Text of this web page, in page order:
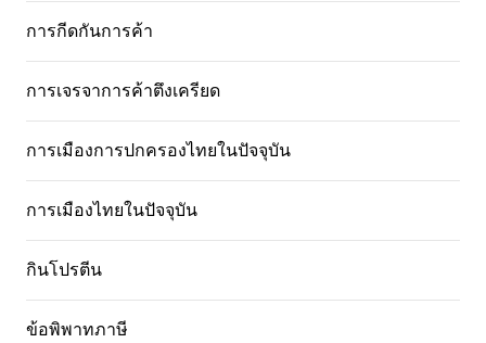
การกีดกันการค้า
การเจรจาการค้าตึงเครียด
การเมืองการปกครองไทยในปัจจุบัน
การเมืองไทยในปัจจุบัน
กินโปรตีน
ข้อพิพาทภาษี